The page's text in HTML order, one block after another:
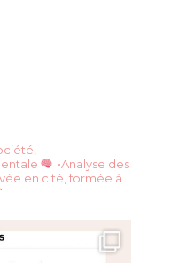
•Analyse des
en cité, formée à